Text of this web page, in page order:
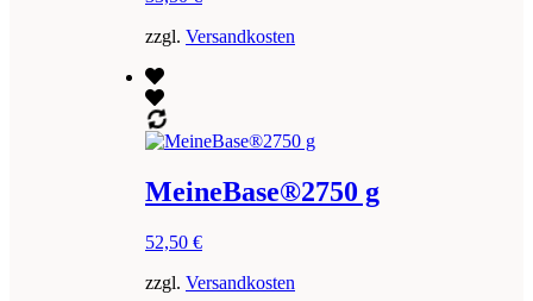
zzgl. Versandkosten
MeineBase®2750 g
52,50 €
zzgl. Versandkosten